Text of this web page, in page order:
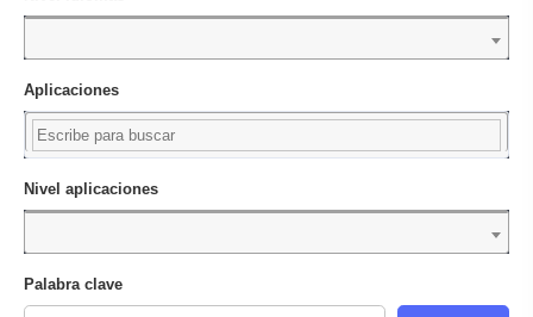
Aplicaciones
Nivel aplicaciones
Palabra clave